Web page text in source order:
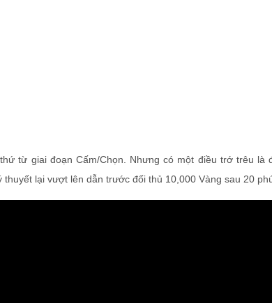
từ giai đoạn Cấm/Chọn. Nhưng có một điều trớ trêu là
lại vượt lên dẫn trước đối thủ 10,000 Vàng sau 20